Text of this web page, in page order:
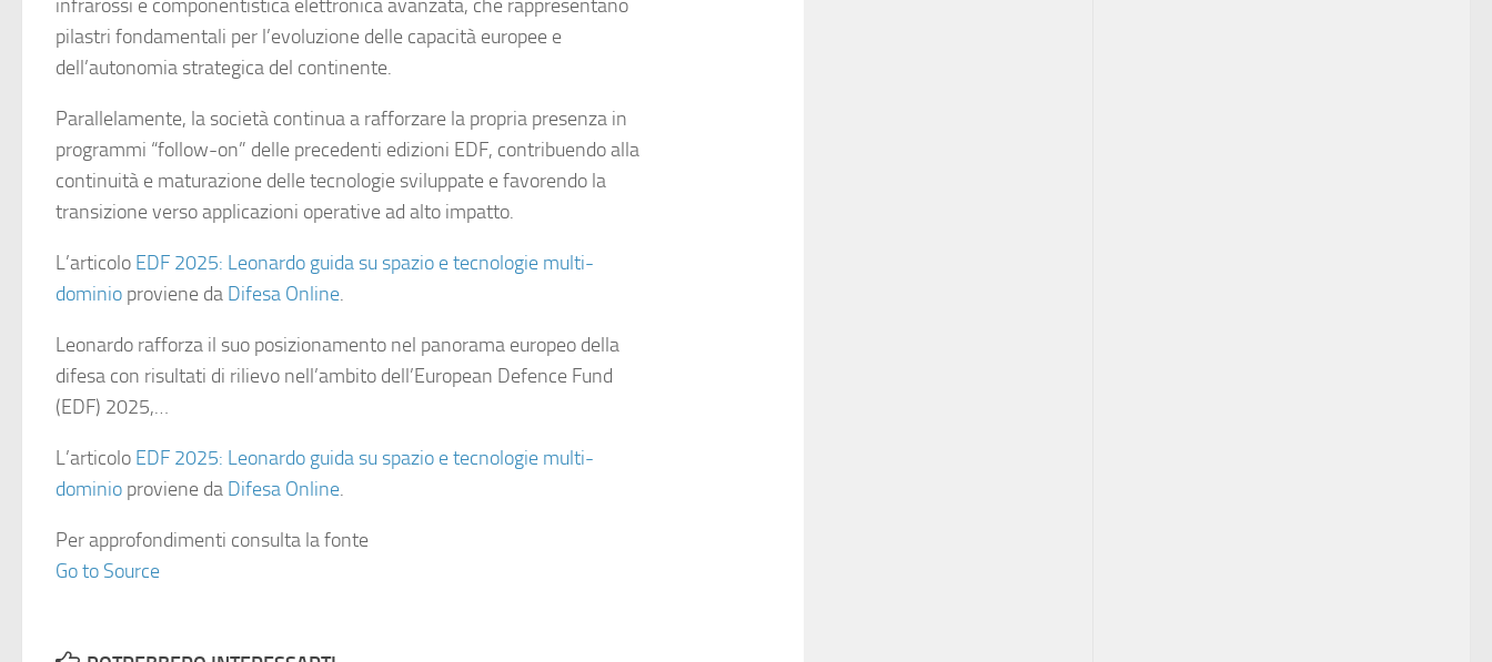
infrarossi e componentistica elettronica avanzata, che rappresentano
pilastri fondamentali per l’evoluzione delle capacità europee e
dell’autonomia strategica del continente.
Parallelamente, la società continua a rafforzare la propria presenza in
programmi “follow-on” delle precedenti edizioni EDF, contribuendo alla
continuità e maturazione delle tecnologie sviluppate e favorendo la
transizione verso applicazioni operative ad alto impatto.
L’articolo EDF 2025: Leonardo guida su spazio e tecnologie multi-
dominio proviene da Difesa Online.
Leonardo rafforza il suo posizionamento nel panorama europeo della
difesa con risultati di rilievo nell’ambito dell’European Defence Fund
(EDF) 2025,…
L’articolo EDF 2025: Leonardo guida su spazio e tecnologie multi-
dominio proviene da Difesa Online.
Per approfondimenti consulta la fonte
Go to Source